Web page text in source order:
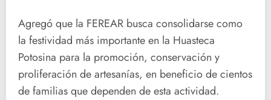
Agregó que la FEREAR busca consolidarse como
la festividad más importante en la Huasteca
Potosina para la promoción, conservación y
proliferación de artesanías, en beneficio de cientos
de familias que dependen de esta actividad.